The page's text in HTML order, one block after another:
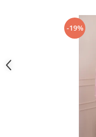
-19%